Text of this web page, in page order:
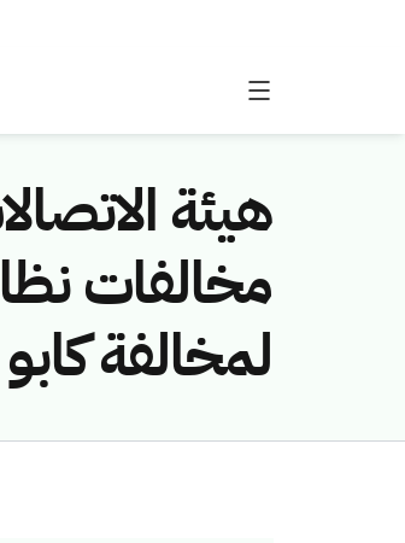
هيئة
لمخالفة